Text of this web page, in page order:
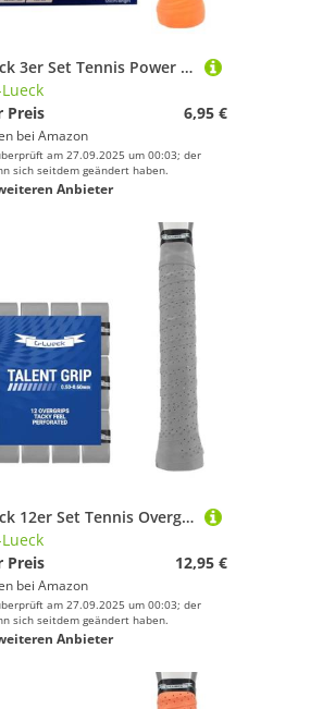
G-Lueck 3er Set Tennis Power Touch Overgrip (sehr griffig & langlebig) | 0,60mm Stärke | Griffband für Padel, Badminton, Squash Schläger inkl. selbstklebendes Abschlußband | Anti-Rutsch (Orange)
Lueck
Preis
6,95 €
bei Amazon
am 27.09.2025 um 00:03; der
sich seitdem geändert haben.
Anbieter
G-Lueck 12er Set Tennis Overgrip Talent Grip mit Perforation | 0,50-0,60mm Stärke | Griffband für Squash Badminton Schläger mit Selbstklebendem Abschlußband | sehr griffig, Anti-Rutsch (Grau)
Lueck
Preis
12,95 €
bei Amazon
am 27.09.2025 um 00:03; der
sich seitdem geändert haben.
Anbieter